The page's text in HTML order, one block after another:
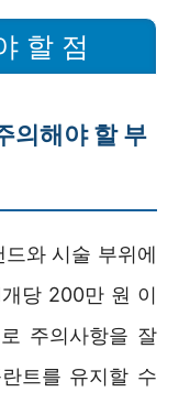
할 점
의해야 할 부
와 시술 부위에
당 200만 원 이
주의사항을 잘
트를 유지할 수